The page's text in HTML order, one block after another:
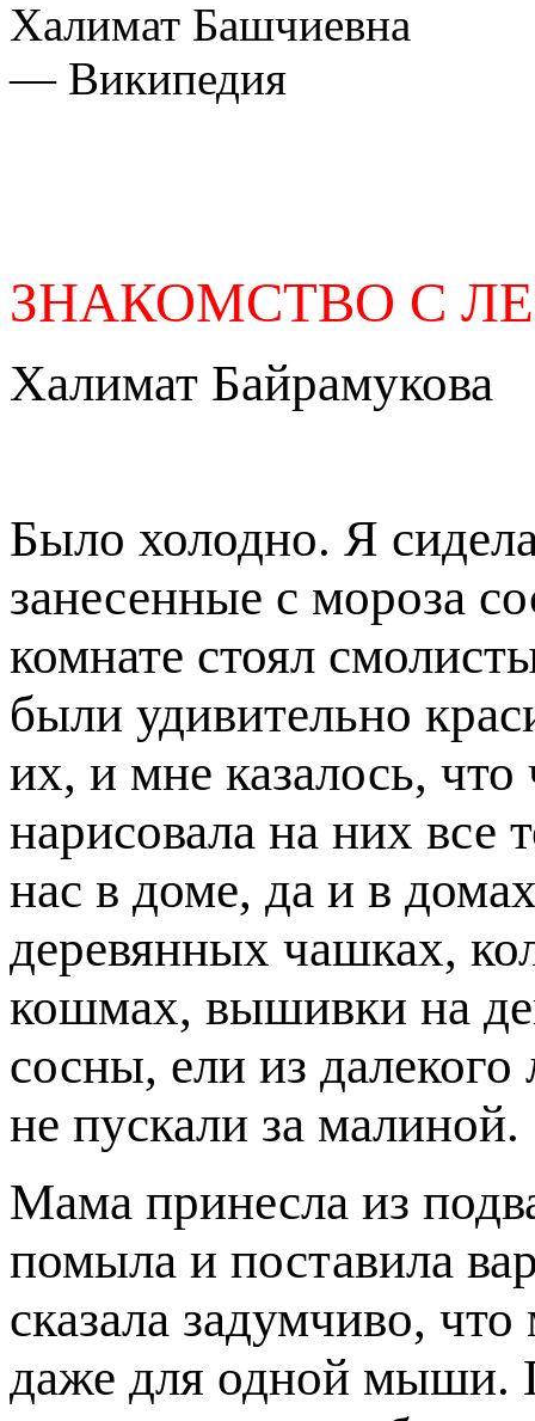
ЗНАКОМСТВО С
Халимат Байрамукова
Было холодно. Я
занесенные с мороза
комнате стоял
были удивительно
их, и мне казалось, что
нарисовала на них все
нас в доме, да и в
деревянных чашках,
кошмах, вышивки на
сосны, ели из
не пускали за малиной.
Мама принесла из
помыла и поставила
сказала задумчиво,
даже для одной мыши.